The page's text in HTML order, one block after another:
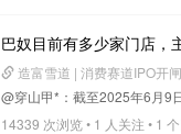
巴奴目前有多少家门店，
造富雪道 | 消费赛道IPO开
@穿山甲* ：‌截至2025年6月9
14339 次浏览 • 1 人关注 • 1